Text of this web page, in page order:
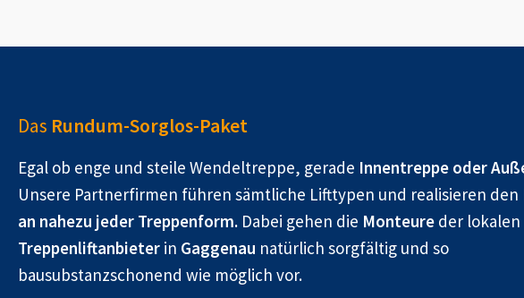
Das Rundum-Sorglos-Paket
Egal ob enge und steile Wendeltreppe, gerade Innentreppe oder
Unsere Partnerfirmen führen sämtliche Lifttypen und realisieren den
an nahezu jeder Treppenform. Dabei gehen die Monteure der lokalen
Treppenliftanbieter in Gaggenau natürlich sorgfältig und so
bausubstanzschonend wie möglich vor.